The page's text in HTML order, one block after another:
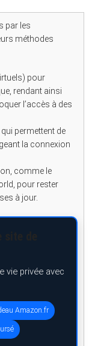
par les
méthodes
pour
rendant ainsi
l’accès à des
permettent de
la connexion
comme le
pour rester
à jour.
vie privée avec
Amazon.fr